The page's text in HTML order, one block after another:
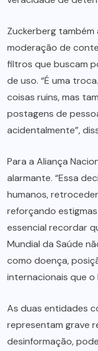
Zuckerberg
moderação de
filtros que buscam
de uso. “É uma
coisas ruins, mas
postagens de
acidentalmente”,
Para a Aliança
alarmante. “Essa
humanos,
reforçando
essencial recordar
Mundial da Saúde
como doença,
internacionais que o
As duas entidades
representam grave
desinformação,